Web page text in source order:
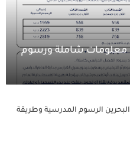
| معلومات شاملة ورسوم
الرسوم المدرسية وطريقة